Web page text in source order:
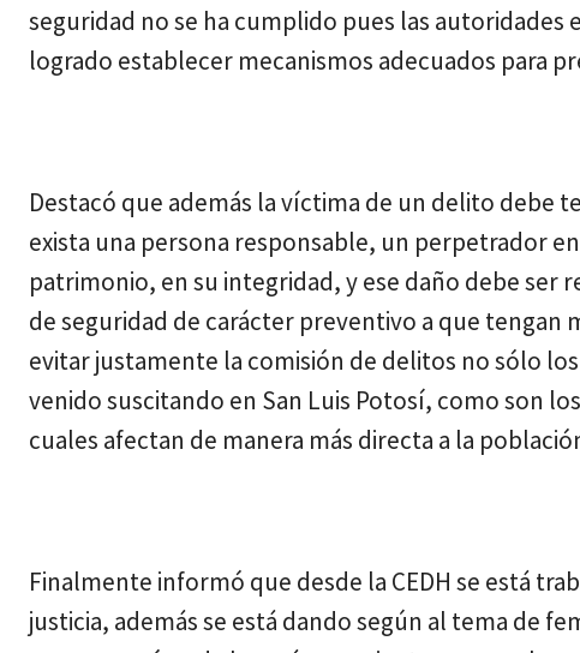
seguridad no se ha cumplido pues las autoridades
logrado establecer mecanismos adecuados para
Destacó que además la víctima de un delito debe
exista una persona responsable, un perpetrador
patrimonio, en su integridad, y ese daño debe ser
de seguridad de carácter preventivo a que tengan
evitar justamente la comisión de delitos no sólo
venido suscitando en San Luis Potosí, como son
cuales afectan de manera más directa a la
Finalmente informó que desde la CEDH se está
justicia, además se está dando según al tema de